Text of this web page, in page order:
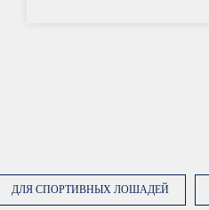
ДЛЯ СПОРТИВНЫХ ЛОШАДЕЙ